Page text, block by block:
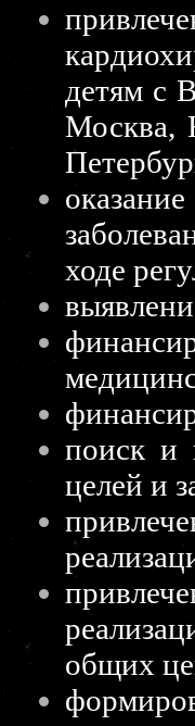
детям с
Москва,
ходе
поиск и
целей и
общих